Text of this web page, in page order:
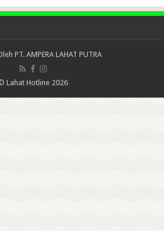
PT. AMPERA LAHAT PUTRA
Lahat Hotline 2026